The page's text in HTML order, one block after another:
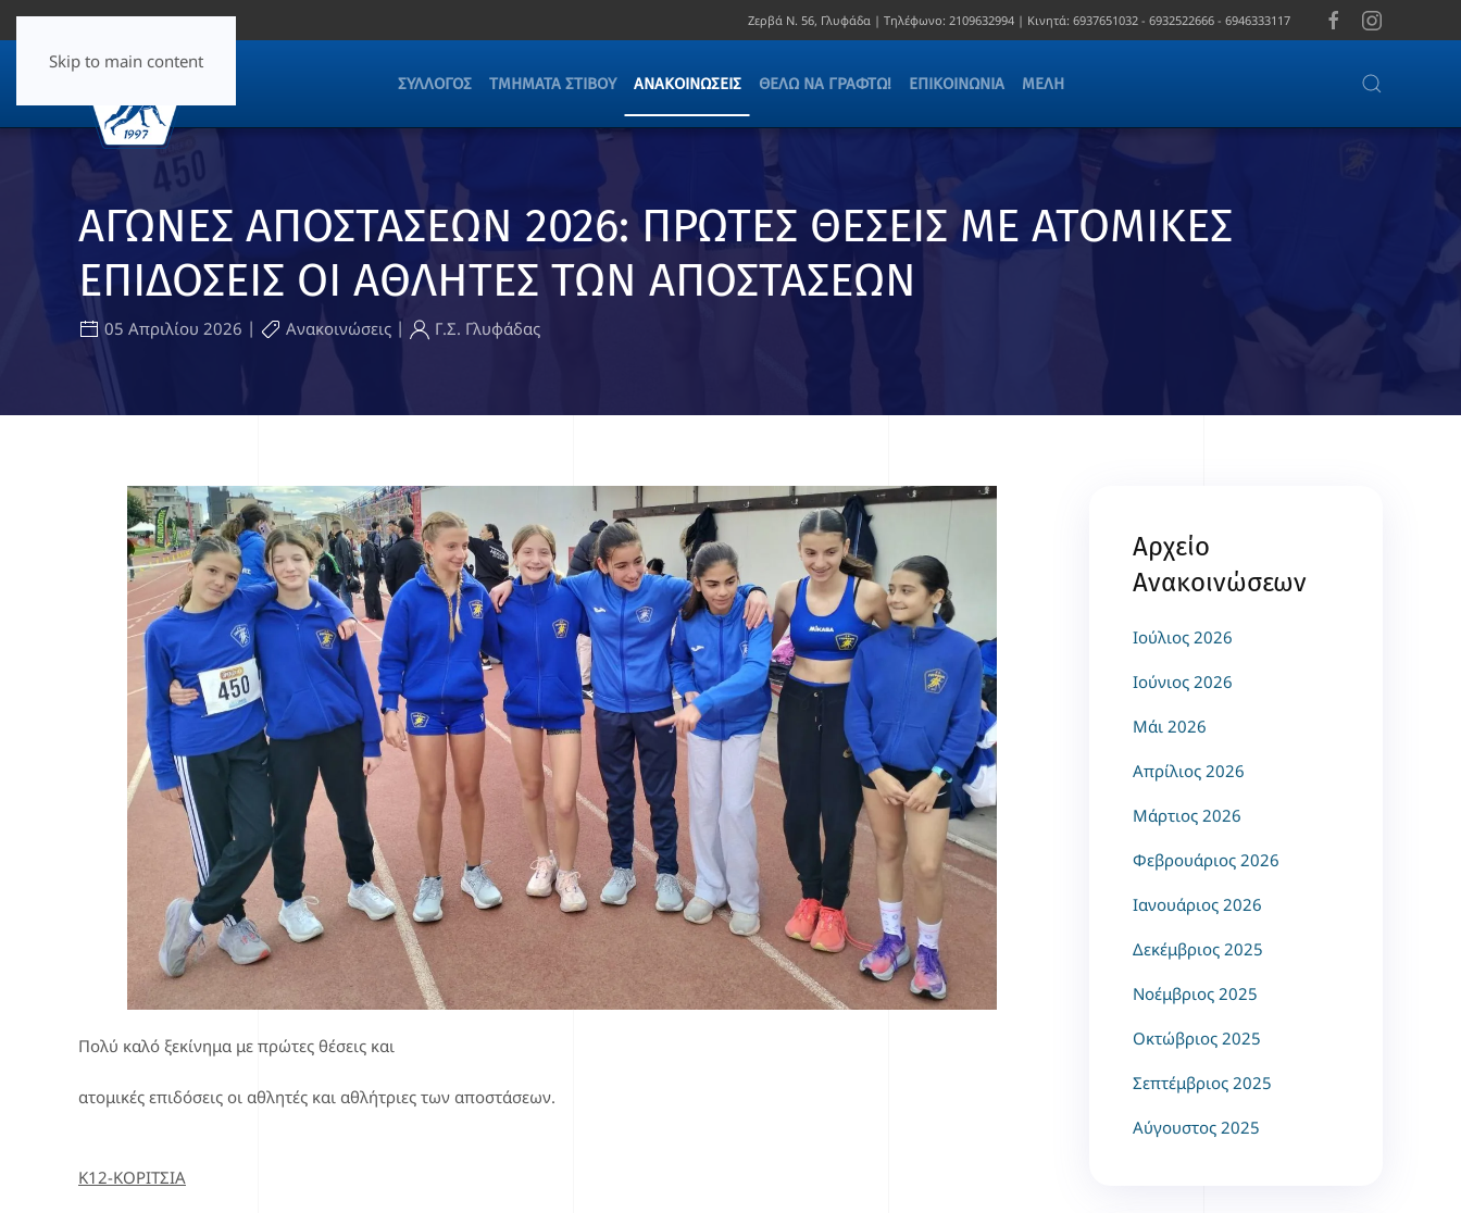
Skip to main content
Ζερβά Ν. 56, Γλυφάδα | Τηλέφωνο: 2109632994 | Κινητά: 6937651032 - 6932522666 - 6946333117
ΣΎΛΛΟΓΟΣ ΤΜΉΜΑΤΑ ΣΤΊΒΟΥ ΑΝΑΚΟΙΝΏΣΕΙΣ ΘΈΛΩ ΝΑ ΓΡΑΦΤΏ! ΕΠΙΚΟΙΝΩΝΊΑ ΜΈΛΗ
ΑΓΩΝΕΣ ΑΠΟΣΤΑΣΕΩΝ 2026: ΠΡΩΤΕΣ ΘΕΣΕΙΣ ΜΕ ΑΤΟΜΙΚΕΣ
ΕΠΙΔΟΣΕΙΣ ΟΙ ΑΘΛΗΤΕΣ ΤΩΝ ΑΠΟΣΤΑΣΕΩΝ
05 Απριλίου 2026 | Ανακοινώσεις | Γ.Σ. Γλυφάδας
Πολύ καλό ξεκίνημα με πρώτες θέσεις και
ατομικές επιδόσεις οι αθλητές και αθλήτριες των αποστάσεων.
Κ12-ΚΟΡΙΤΣΙΑ
Αρχείο
Ανακοινώσεων
Ιούλιος 2026
Ιούνιος 2026
Μάι 2026
Απρίλιος 2026
Μάρτιος 2026
Φεβρουάριος 2026
Ιανουάριος 2026
Δεκέμβριος 2025
Νοέμβριος 2025
Οκτώβριος 2025
Σεπτέμβριος 2025
Αύγουστος 2025